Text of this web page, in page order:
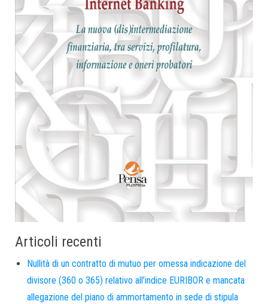
Articoli recenti
Nullità di un contratto di mutuo per omessa indicazione del
divisore (360 o 365) relativo all’indice EURIBOR e mancata
allegazione del piano di ammortamento in sede di stipula